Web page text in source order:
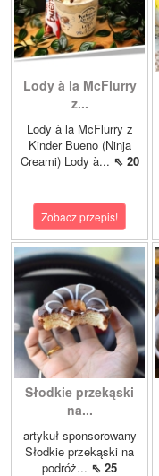
Lody à la McFlurry
z...
Lody à la McFlurry z
Kinder Bueno (Ninja
Creami) Lody à... ⇖ 20
Zobacz przepis!
Słodkie przekąski
na...
artykuł sponsorowany
Słodkie przekąski na
podróż... ⇖ 25